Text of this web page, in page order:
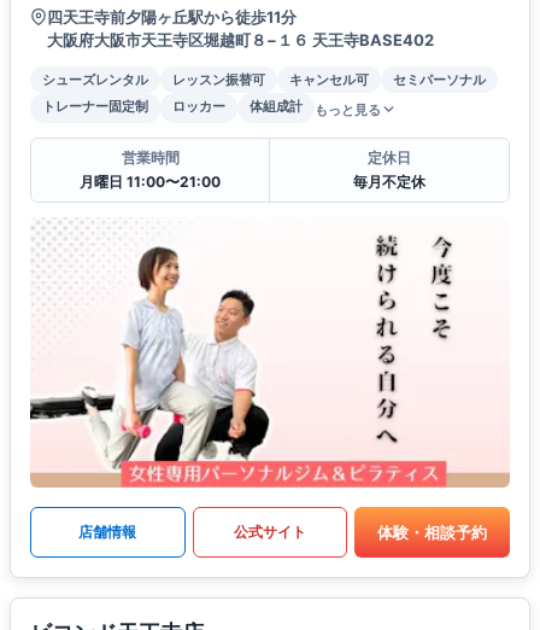
四天王寺前夕陽ヶ丘駅から徒歩11分
大阪府大阪市天王寺区堀越町８−１６ 天王寺BASE402
シューズレンタル レッスン振替可 キャンセル可
セミパーソナル
トレーナー固定制
ロッカー 体組成計 もっと見る
営業時間
月曜日 11:00〜21:00
定休日
毎月不定休
店舗情報 公式サイト 体験・相談予約